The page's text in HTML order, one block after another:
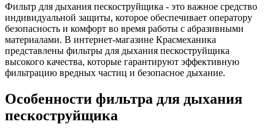
Фильтр для дыхания пескоструйщика - это важное средство
индивидуальной защиты, которое обеспечивает оператору
безопасность и комфорт во время работы с абразивными
материалами. В интернет-магазине Красмеханика
представлены фильтры для дыхания пескоструйщика
высокого качества, которые гарантируют эффективную
фильтрацию вредных частиц и безопасное дыхание.
Особенности фильтра для дыхания
пескоструйщика